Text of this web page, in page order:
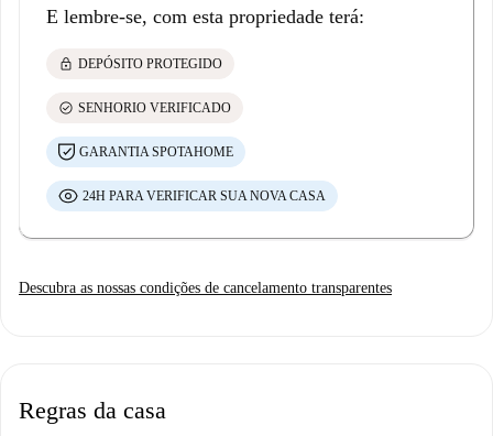
E lembre-se, com esta propriedade terá:
lock DEPÓSITO PROTEGIDO
check_circle SENHORIO VERIFICADO
GARANTIA SPOTAHOME
24H PARA VERIFICAR SUA NOVA CASA
Descubra as nossas condições de cancelamento transparentes
Regras da casa